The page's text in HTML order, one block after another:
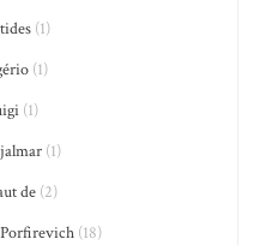
(1)
(1)
(1)
(1)
de(2)
(18)